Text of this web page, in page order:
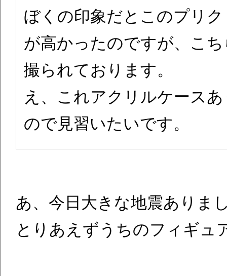
ぼくの印象だとこのプリ
が高かったのですが、こ
撮られております。
え、これアクリルケース
ので見習いたいです。
あ、今日大きな地震ありま
とりあえずうちのフィギュ